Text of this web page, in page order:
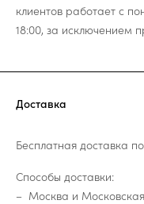
клиентов работает с
18:00, за исключением
Доставка
Бесплатная доставка
Способы доставки:
Москва и